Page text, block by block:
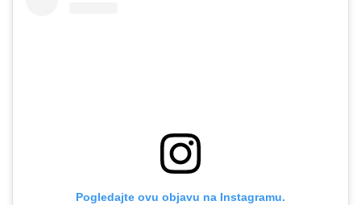
Pogledajte ovu objavu na Instagramu.